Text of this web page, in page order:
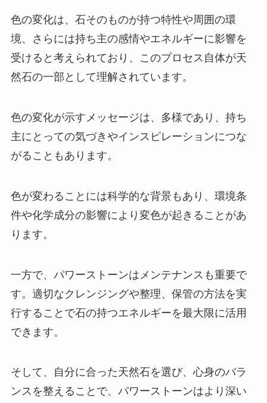
色の変化は、石そのものが持つ特性や周囲の環
境、さらには持ち主の感情やエネルギーに影響を
受けると考えられており、このプロセス自体が天
然石の一部として理解されています。
色の変化が示すメッセージは、多様であり、持ち
主にとっての気づきやインスピレーションにつな
がることもあります。
色が変わることには科学的な背景もあり、環境条
件や化学成分の影響により変色が起きることがあ
ります。
一方で、パワーストーンはメンテナンスも重要で
す。適切なクレンジングや整理、保管の方法を実
行することで石の持つエネルギーを最大限に活用
できます。
そして、自分に合った天然石を選び、心身のバラ
ンスを整えることで、パワーストーンはより深い